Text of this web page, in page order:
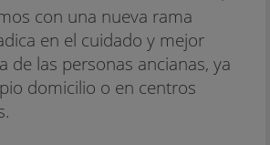
con una nueva rama
en el cuidado y mejor
de las personas ancianas, ya
domicilio o en centros